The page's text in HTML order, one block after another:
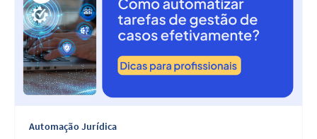
Automação Jurídica